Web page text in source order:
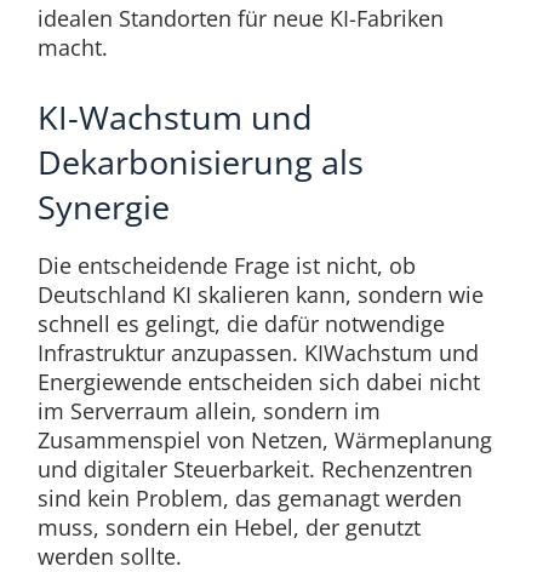
idealen Standorten für neue KI-Fabriken
macht.
KI-Wachstum und
Dekarbonisierung als
Synergie
Die entscheidende Frage ist nicht, ob
Deutschland KI skalieren kann, sondern wie
schnell es gelingt, die dafür notwendige
Infrastruktur anzupassen. KIWachstum und
Energiewende entscheiden sich dabei nicht
im Serverraum allein, sondern im
Zusammenspiel von Netzen, Wärmeplanung
und digitaler Steuerbarkeit. Rechenzentren
sind kein Problem, das gemanagt werden
muss, sondern ein Hebel, der genutzt
werden sollte.